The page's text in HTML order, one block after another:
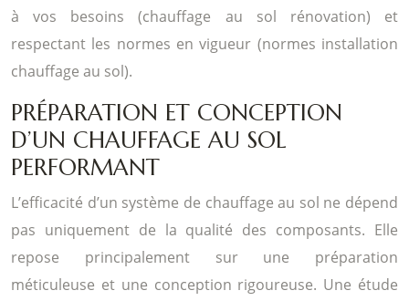
à vos besoins (chauffage au sol rénovation) et
respectant les normes en vigueur (normes installation
chauffage au sol).
PRÉPARATION ET CONCEPTION
D’UN CHAUFFAGE AU SOL
PERFORMANT
L’efficacité d’un système de chauffage au sol ne dépend
pas uniquement de la qualité des composants. Elle
repose principalement sur une préparation
méticuleuse et une conception rigoureuse. Une étude